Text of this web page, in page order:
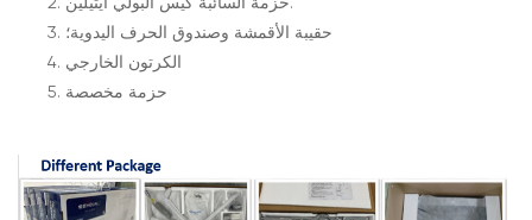
حقيبة الأقمشة وصندوق الحرف اليدوية؛
الكرتون الخارجي
حزمة مخصصة